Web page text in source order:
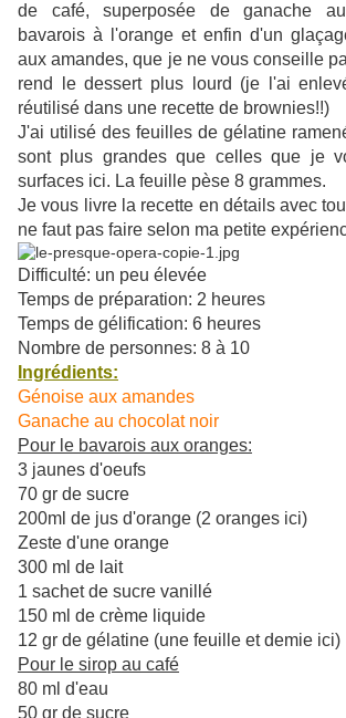
de café, superposée de ganache
bavarois à l'orange et enfin d'un
aux amandes, que je ne vous conseille
rend le dessert plus lourd (je l'ai
réutilisé dans une recette de brownies!!)
J'ai utilisé des feuilles de gélatine
sont plus grandes que celles que je
surfaces ici. La feuille pèse 8 grammes.
Je vous livre la recette en détails avec
ne faut pas faire selon ma petite
Difficulté: un peu élevée
Temps de préparation: 2 heures
Temps de gélification: 6 heures
Nombre de personnes: 8 à 10
Ingrédients:
Génoise aux amandes
Ganache au chocolat noir
Pour le bavarois aux oranges:
3 jaunes d'oeufs
70 gr de sucre
200ml de jus d'orange (2 oranges ici)
Zeste d'une orange
300 ml de lait
1 sachet de sucre vanillé
150 ml de crème liquide
12 gr de gélatine (une feuille et demie ici)
Pour le sirop au café
80 ml d'eau
50 gr de sucre